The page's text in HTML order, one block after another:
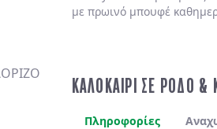
με πρωινό μπουφέ
ΚΑΛΟΚΑΙΡΙ ΣΕ ΡΟΔΟ &
Πληροφορίες